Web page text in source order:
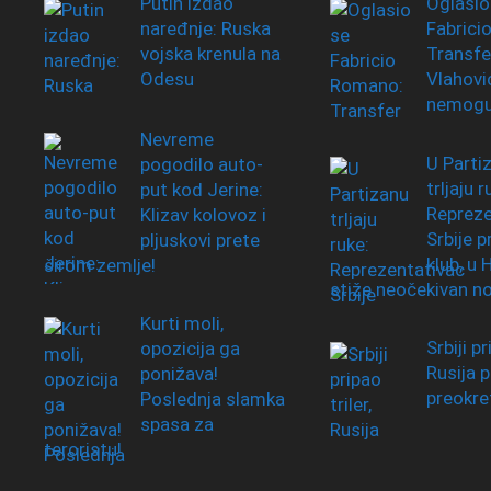
naređnje: Ruska
vojska krenula na
Odesu
Nevreme
pogodilo auto-
put kod Jerine:
Klizav kolovoz i
pljuskovi prete
širom zemlje!
Kurti moli,
opozicija ga
ponižava!
Poslednja slamka
spasa za
teroristu!
U
trljaju
Srbije
klub, u
stiže neočekivan
Srbiji
Rusija